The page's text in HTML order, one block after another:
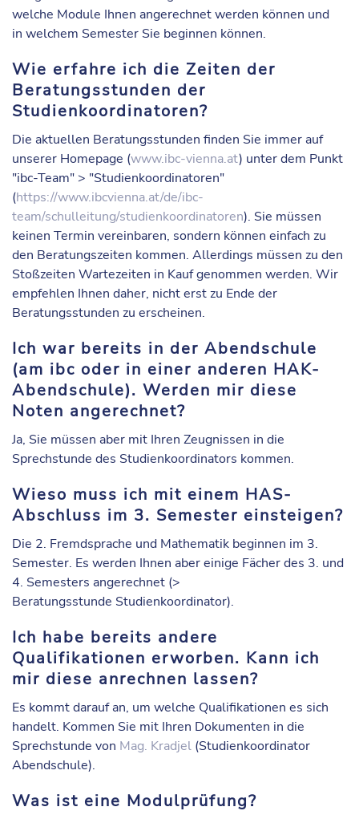
welche Module Ihnen angerechnet werden können und
in welchem Semester Sie beginnen können.
Wie erfahre ich die Zeiten der
Beratungsstunden der
Studienkoordinatoren?
Die aktuellen Beratungsstunden finden Sie immer auf
unserer Homepage (www.ibc-vienna.at) unter dem Punkt
"ibc-Team" > "Studienkoordinatoren"
(https://www.ibcvienna.at/de/ibc-
team/schulleitung/studienkoordinatoren). Sie müssen
keinen Termin vereinbaren, sondern können einfach zu
den Beratungszeiten kommen. Allerdings müssen zu den
Stoßzeiten Wartezeiten in Kauf genommen werden. Wir
empfehlen Ihnen daher, nicht erst zu Ende der
Beratungsstunden zu erscheinen.
Ich war bereits in der Abendschule
(am ibc oder in einer anderen HAK-
Abendschule). Werden mir diese
Noten angerechnet?
Ja, Sie müssen aber mit Ihren Zeugnissen in die
Sprechstunde des Studienkoordinators kommen.
Wieso muss ich mit einem HAS-
Abschluss im 3. Semester einsteigen?
Die 2. Fremdsprache und Mathematik beginnen im 3.
Semester. Es werden Ihnen aber einige Fächer des 3. und
4. Semesters angerechnet (>
Beratungsstunde Studienkoordinator).
Ich habe bereits andere
Qualifikationen erworben. Kann ich
mir diese anrechnen lassen?
Es kommt darauf an, um welche Qualifikationen es sich
handelt. Kommen Sie mit Ihren Dokumenten in die
Sprechstunde von Mag. Kradjel (Studienkoordinator
Abendschule).
Was ist eine Modulprüfung?